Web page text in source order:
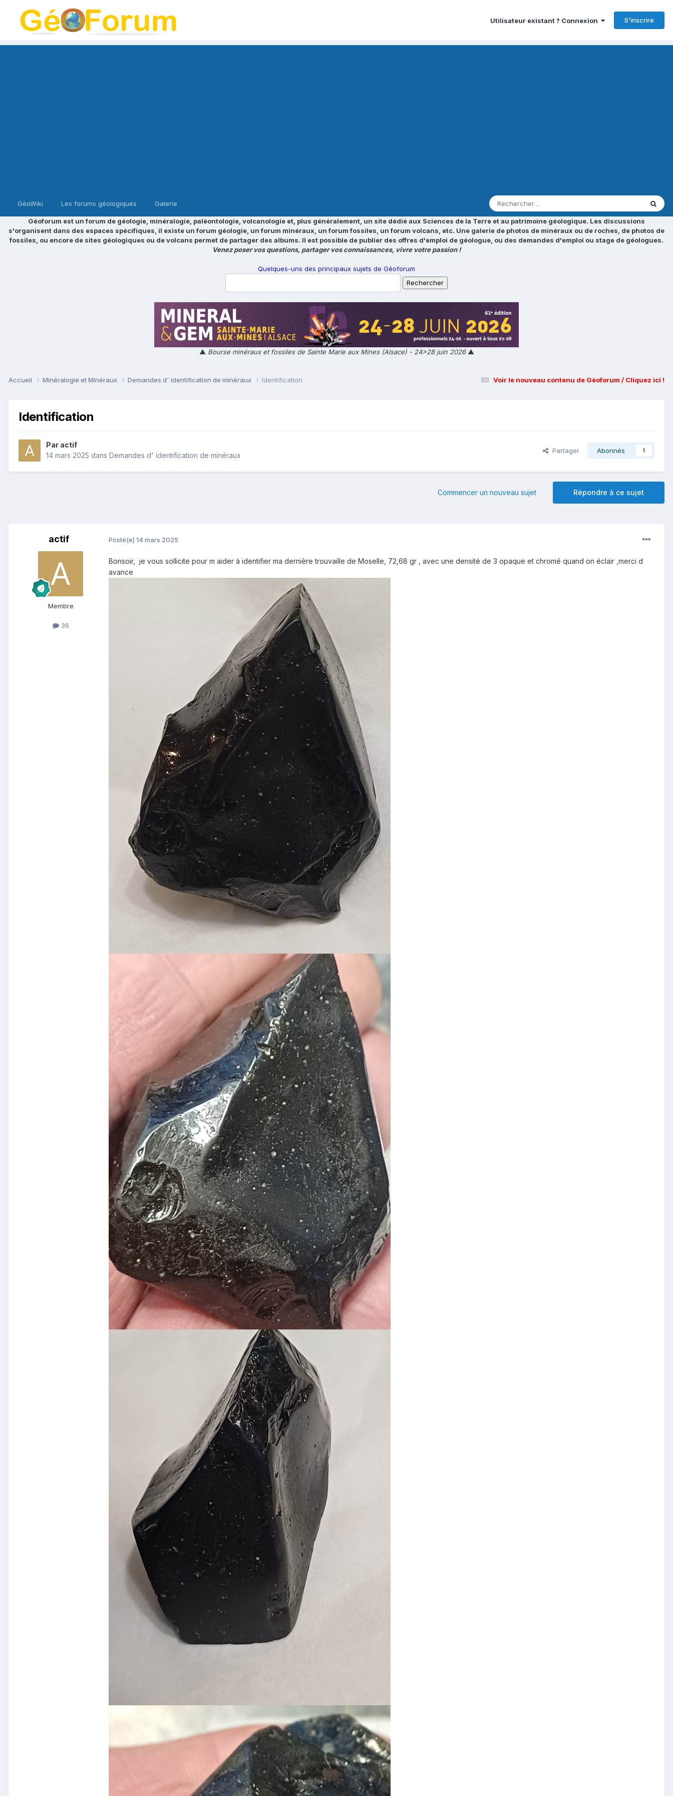
Utilisateur existant ? Connexion S’inscrire
GéoWiki Les forums géologiques Galerie
Géoforum est un forum de géologie, minéralogie, paléontologie, volcanologie et, plus généralement, un site dédié aux Sciences de la Terre et au patrimoine géologique. Les discussions
s'organisent dans des espaces spécifiques, il existe un forum géologie, un forum minéraux, un forum fossiles, un forum volcans, etc. Une galerie de photos de minéraux ou de roches, de photos de
fossiles, ou encore de sites géologiques ou de volcans permet de partager des albums. Il est possible de publier des offres d'emploi de géologue, ou des demandes d'emploi ou stage de géologues.
Venez poser vos questions, partager vos connaissances, vivre votre passion !
Quelques-uns des principaux sujets de Géoforum
▲ Bourse minéraux et fossiles de Sainte Marie aux Mines (Alsace) - 24>28 juin 2026▲
Voir le nouveau contenu de Géoforum / Cliquez ici !
Accueil Minéralogie et Minéraux Demandes d' identification de minéraux Identification
Identification
Par actif
14 mars 2025 dans Demandes d' identification de minéraux
Partager Abonnés 1
Répondre à ce sujet
Commencer un nouveau sujet
actif
Membre
36
Posté(e) 14 mars 2025
Bonsoir, je vous sollicite pour m aider à identifier ma dernière trouvaille de Moselle, 72,68 gr , avec une densité de 3 opaque et chromé quand on éclair ,merci d
avance